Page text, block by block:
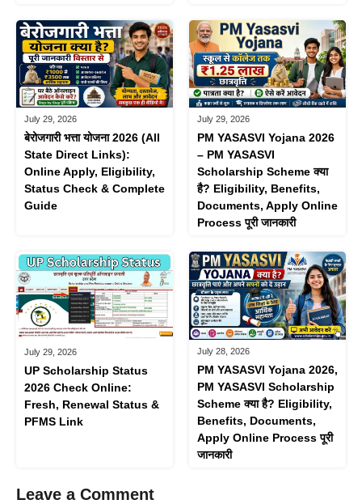
July 29, 2026
बेरोजगारी भत्ता योजना 2026 (All
State Direct Links):
Online Apply, Eligibility,
Status Check & Complete
Guide
July 29, 2026
PM YASASVI Yojana 2026
– PM YASASVI
Scholarship Scheme क्या
है? Eligibility, Benefits,
Documents, Apply Online
Process पूरी जानकारी
July 29, 2026
UP Scholarship Status
2026 Check Online:
Fresh, Renewal Status &
PFMS Link
July 28, 2026
PM YASASVI Yojana 2026,
PM YASASVI Scholarship
Scheme क्या है? Eligibility,
Benefits, Documents,
Apply Online Process पूरी
जानकारी
Leave a Comment